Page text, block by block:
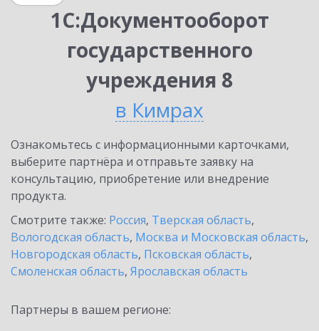
1С:Документооборот
государственного
учреждения 8
в Кимрах
Ознакомьтесь с информационными карточками,
выберите партнёра и отправьте заявку на
консультацию, приобретение или внедрение
продукта.
Смотрите также: Россия, Тверская область,
Вологодская область, Москва и Московская область,
Новгородская область, Псковская область,
Смоленская область, Ярославская область
Партнеры в вашем регионе: